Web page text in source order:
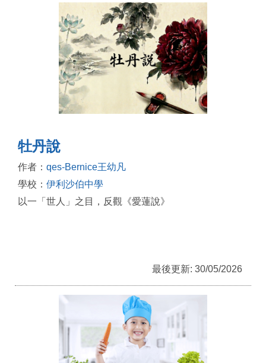
牡丹說
作者： qes-Bernice王幼凡
學校： 伊利沙伯中學
以一「世人」之目，反觀《愛蓮說》
最後更新: 30/05/2026